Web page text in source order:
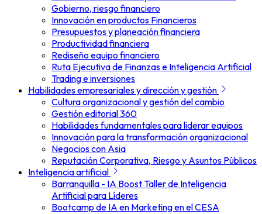
Gobierno, riesgo financiero
Innovación en productos Financieros
Presupuestos y planeación financiera
Productividad financiera
Rediseño equipo financiero
Ruta Ejecutiva de Finanzas e Inteligencia Artificial
Trading e inversiones
Habilidades empresariales y dirección y gestión
Cultura organizacional y gestión del cambio
Gestión editorial 360
Habilidades fundamentales para liderar equipos
Innovación para la transformación organizacional
Negocios con Asia
Reputación Corporativa, Riesgo y Asuntos Públicos
Inteligencia artificial
Barranquilla - IA Boost Taller de Inteligencia
Artificial para Líderes
Bootcamp de IA en Marketing en el CESA